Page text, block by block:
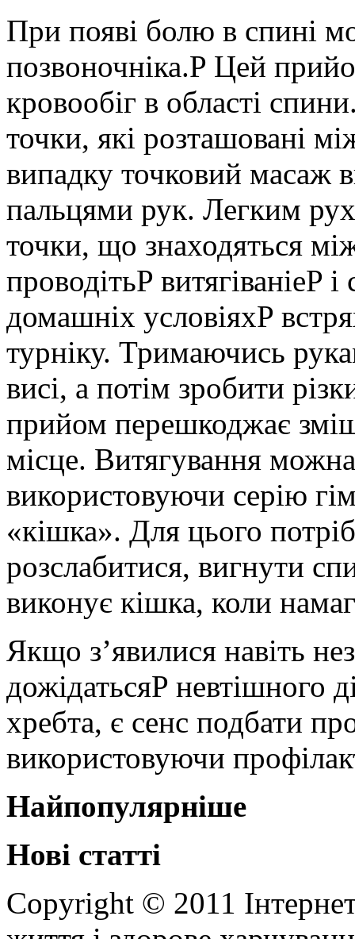
При появі болю в спині
позвоночніка.P Цей
кровообіг в області
точки, які розташовані
випадку точковий масаж
пальцями рук. Легким
точки, що знаходяться
проводітьP витягіваніеP
домашніх условіяхP
турніку. Тримаючись
висі, а потім зробити
прийом перешкоджає
місце. Витягування
використовуючи серію
«кішка». Для цього
розслабитися, вигнути
виконує кішка, коли
Якщо з’явилися навіть
дожідатьсяP невтішного
хребта, є сенс подбати
використовуючи
Найпопулярніше
Нові статті
Copyright © 2011